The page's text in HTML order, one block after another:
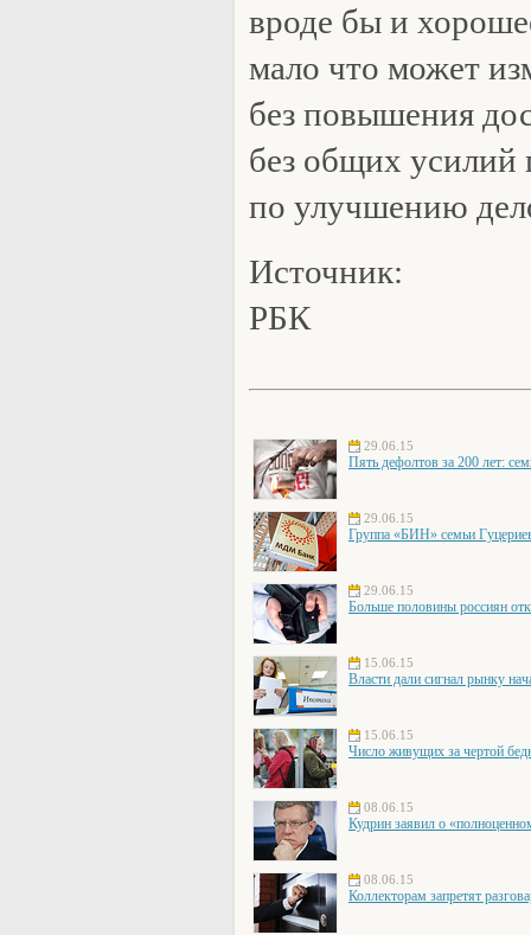
вроде бы и
мало что может
без повышения
без общих усилий
по улучшению
Источник:
РБК
29.06.15
Пять дефолтов за 200 лет:
29.06.15
Группа «БИН» семьи
29.06.15
Больше половины россиян
15.06.15
Власти дали сигнал рынку
15.06.15
Число живущих за чертой
08.06.15
Кудрин заявил о
08.06.15
Коллекторам запретят